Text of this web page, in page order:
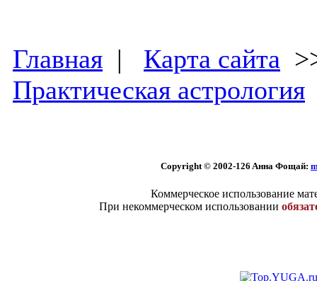
Главная | Карта сайта
Практическая астрология
Copyright © 2002-126 Aннa Фoщaй:
Коммерческое использование
При некоммерческом использовании